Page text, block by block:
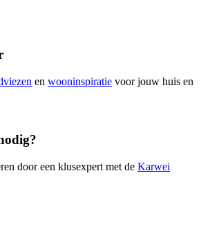
en wooninspiratie voor jouw huis en
door een klusexpert met de Karwei